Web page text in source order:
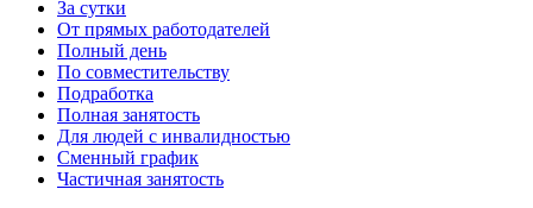
За сутки
От прямых работодателей
Полный день
По совместительству
Подработка
Полная занятость
Для людей с инвалидностью
Сменный график
Частичная занятость